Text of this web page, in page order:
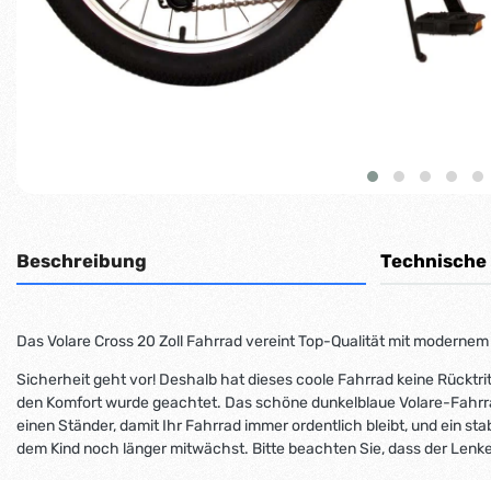
Beschreibung Technische
Das Volare Cross 20 Zoll Fahrrad vereint Top-Qualität mit
Sicherheit geht vor! Deshalb hat dieses coole Fahrrad keine
den Komfort wurde geachtet. Das schöne dunkelblaue Volare-
einen Ständer, damit Ihr Fahrrad immer ordentlich bleibt, und ein
dem Kind noch länger mitwächst. Bitte beachten Sie, dass der